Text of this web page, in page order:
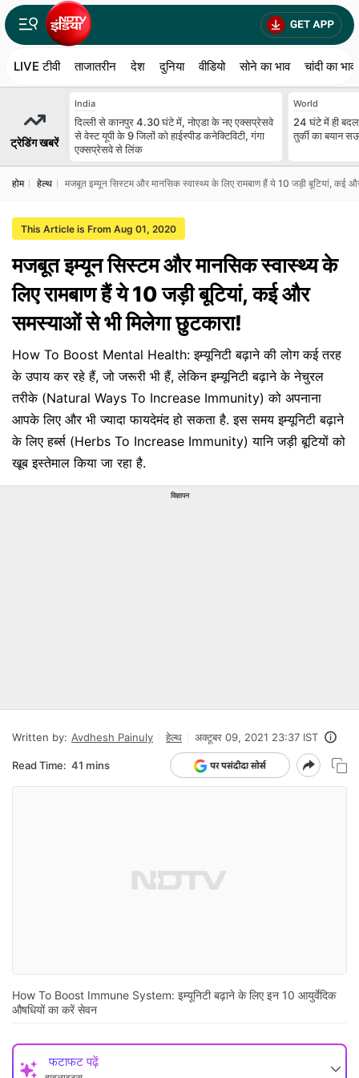
LIVE टीवी ताजातरीन देश दुनिया वीडियो सोने का भाव चांदी का भाव
ट्रेडिंग खबरें
India
दिल्ली से कानपुर 4.30 घंटे में, नोएडा के नए एक्सप्रेसवे
से वेस्ट यूपी के 9 जिलों को हाईस्पीड कनेक्टिविटी, गंगा
एक्सप्रेसवे से लिंक
World
24 घंटे में ही
तुर्की का बयान
होम हेल्थ मजबूत इम्यून सिस्टम और मानसिक स्वास्थ्य के लिए रामबाण हैं ये 10 जड़ी बूटियां, कई
This Article is From Aug 01, 2020
मजबूत इम्यून सिस्टम और मानसिक स्वास्थ्य के
लिए रामबाण हैं ये 10 जड़ी बूटियां, कई और
समस्याओं से भी मिलेगा छुटकारा!
How To Boost Mental Health: इम्यूनिटी बढ़ाने की लोग कई तरह
के उपाय कर रहे हैं, जो जरूरी भी हैं, लेकिन इम्यूनिटी बढ़ाने के नेचुरल
तरीके (Natural Ways To Increase Immunity) को अपनाना
आपके लिए और भी ज्यादा फायदेमंद हो सकता है. इस समय इम्यूनिटी बढ़ाने
के लिए हर्ब्स (Herbs To Increase Immunity) यानि जड़ी बूटियों को
खूब इस्तेमाल किया जा रहा है.
विज्ञापन
Written by: Avdhesh Painuly हेल्थ अक्टूबर 09, 2021 23:37 IST
Read Time: 41 mins
How To Boost Immune System: इम्यूनिटी बढ़ाने के लिए इन 10 आयुर्वेदिक
औषधियों का करें सेवन
फटाफट पढ़ें